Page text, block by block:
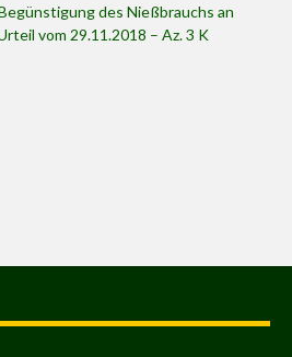
des Nießbrauchs an
vom 29.11.2018 – Az. 3 K